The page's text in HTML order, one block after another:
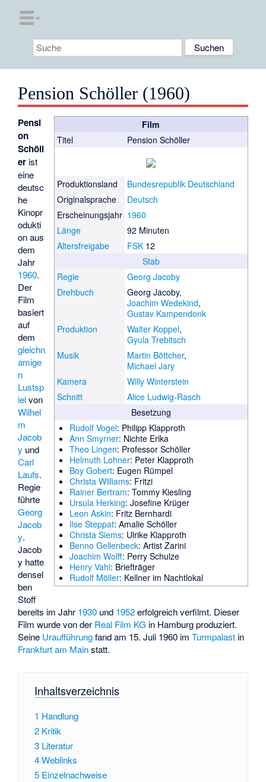
Pension Schöller (1960)
Film
Titel
Pension Schöller
Produktionsland
Bundesrepublik Deutschland
Originalsprache
Deutsch
Erscheinungsjahr 1960
Länge
92 Minuten
Altersfreigabe
FSK12
Stab
Regie
Georg Jacoby
Drehbuch
Georg Jacoby,
Joachim Wedekind,
Gustav Kampendonk
Produktion
Walter Koppel,
Gyula Trebitsch
Musik
Martin Böttcher,
Michael Jary
Kamera
Willy Winterstein
Schnitt
Alice Ludwig-Rasch
Besetzung
Rudolf Vogel: Philipp Klapproth
Ann Smyrner: Nichte Erika
Theo Lingen: Professor Schöller
Helmuth Lohner: Peter Klapproth
Boy Gobert: Eugen Rümpel
Christa Williams: Fritzi
Rainer Bertram: Tommy Kiesling
Ursula Herking: Josefine Krüger
Leon Askin: Fritz Bernhardi
Ilse Steppat: Amalie Schöller
Christa Siems: Ulrike Klapproth
Benno Gellenbeck: Artist Zarini
Joachim Wolff: Perry Schulze
Henry Vahl: Briefträger
Rudolf Möller: Kellner im Nachtlokal
Pensi
on
Schöll
er ist
eine
deutsc
he
Kinopr
odukti
on aus
dem
Jahr
1960.
Der
Film
basiert
auf
dem
gleichn
amige
n
Lustsp
ielvon
Wilhel
m
Jacob
y und
Carl
Laufs.
Regie
führte
Georg
Jacob
y.
Jacob
y hatte
densel
ben
Stoff
bereits im Jahr 1930 und 1952erfolgreich verfilmt. Dieser
Film wurde von der Real Film KG in Hamburg produziert.
Seine Uraufführungfand am 15. Juli 1960 imTurmpalast in
Frankfurt am Mainstatt.
Inhaltsverzeichnis
1 Handlung
2 Kritik
3 Literatur
4Weblinks
5 Einzelnachweise